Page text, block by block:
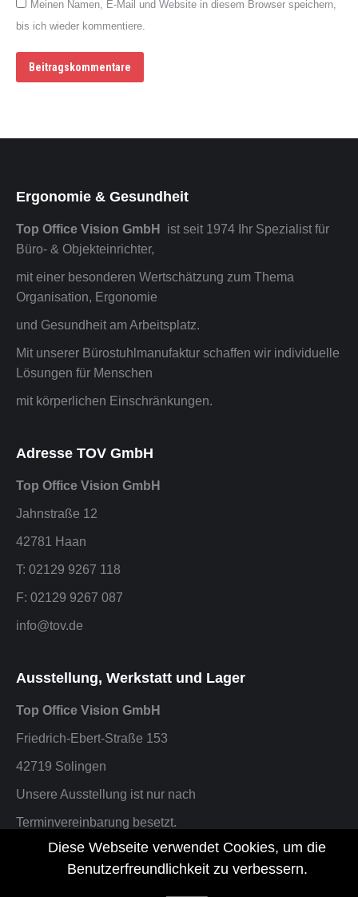
Meinen Namen, E-Mail und Website in diesem Browser speichern,
bis ich wieder kommentiere.
Beitragskommentare
Ergonomie & Gesundheit
Top Office Vision GmbH
ist seit 1974 Ihr Spezialist für
Büro- & Objekteinrichter,
mit einer besonderen Wertschätzung zum Thema
Organisation, Ergonomie
und Gesundheit am Arbeitsplatz.
Mit unserer Bürostuhlmanufaktur schaffen wir individuelle
Lösungen für Menschen
mit körperlichen Einschränkungen.
Adresse TOV GmbH
Top Office Vision GmbH
Jahnstraße 12
42781 Haan
T: 02129 9267 118
F: 02129 9267 087
info@tov.de
Ausstellung, Werkstatt und Lager
Top Office Vision GmbH
Friedrich-Ebert-Straße 153
42719 Solingen
Unsere Ausstellung ist nur nach
Terminvereinbarung besetzt.
F: 02129 9267 087 oder info@tov.de
Diese Webseite verwendet Cookies, um die
Benutzerfreundlichkeit zu verbessern.